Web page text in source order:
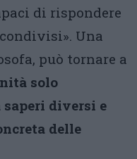
di rispondere
Una
può tornare a
solo
diversi e
delle